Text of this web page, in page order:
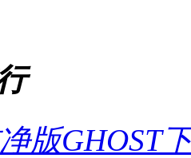
版GHOST